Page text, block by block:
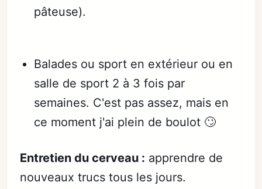
pâteuse).
Balades ou sport en extérieur ou en
salle de sport 2 à 3 fois par
semaines. C'est pas assez, mais en
ce moment j'ai plein de boulot 🙄
Entretien du cerveau : apprendre de
nouveaux trucs tous les jours.